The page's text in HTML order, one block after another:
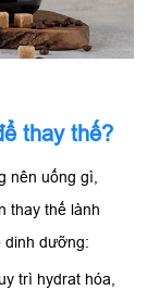
thay thế?
nên uống gì,
thay thế lành
dinh dưỡng:
trì hydrat hóa,